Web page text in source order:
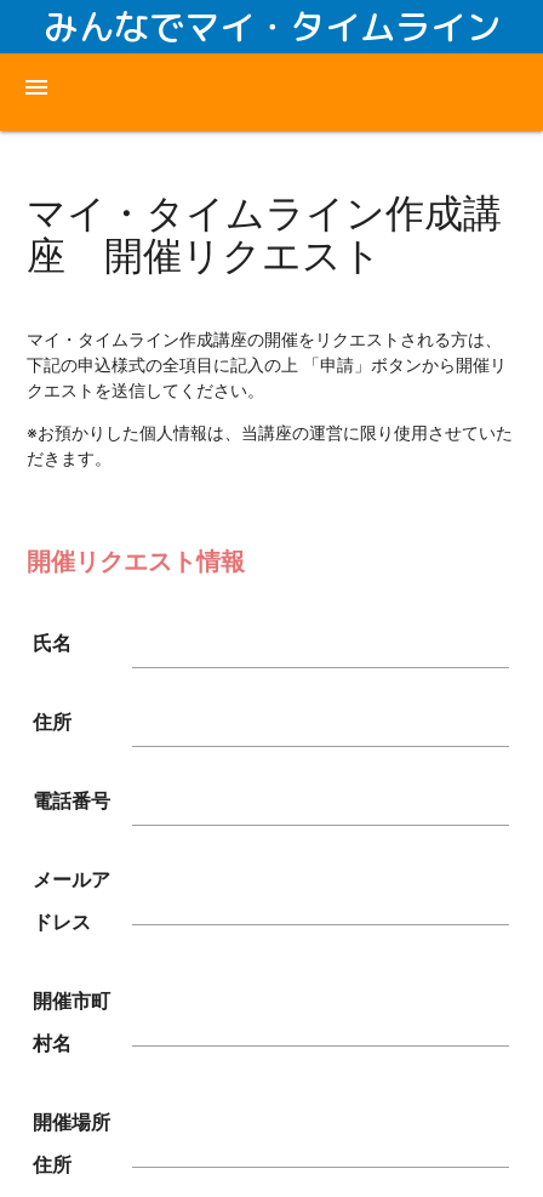
みんなでマイ・タイムライン
menu
マイ・タイムライン作成講
座 開催リクエスト
マイ・タイムライン作成講座の開催をリクエストされる方は、
下記の申込様式の全項目に記入の上 「申請」ボタンから開催リ
クエストを送信してください。
※お預かりした個人情報は、当講座の運営に限り使用させていた
だきます。
開催リクエスト情報
氏名
住所
電話番号
メールア
ドレス
開催市町
村名
開催場所
住所